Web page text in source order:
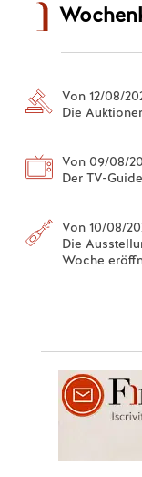
Von 12/08/
Die
Von 09/08/
Der TV-
Von 10/08/
Die
Woche